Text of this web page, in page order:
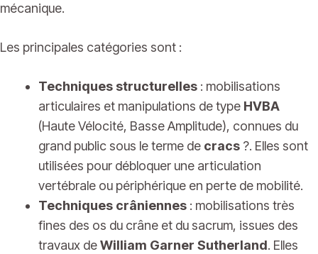
mécanique.
Les principales catégories sont :
Techniques structurelles : mobilisations
articulaires et manipulations de type HVBA
(Haute Vélocité, Basse Amplitude), connues du
grand public sous le terme de cracs ?. Elles sont
utilisées pour débloquer une articulation
vertébrale ou périphérique en perte de mobilité.
Techniques crâniennes : mobilisations très
fines des os du crâne et du sacrum, issues des
travaux deWilliam Garner Sutherland. Elles